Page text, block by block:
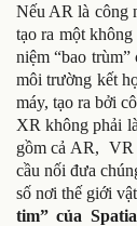
Nếu AR là công
tạo ra một
niệm “bao trùm”
môi trường kết
máy, tạo ra bởi
XR không phải
gồm cả AR, VR
cầu nối đưa
số nơi thế giới
tim” của